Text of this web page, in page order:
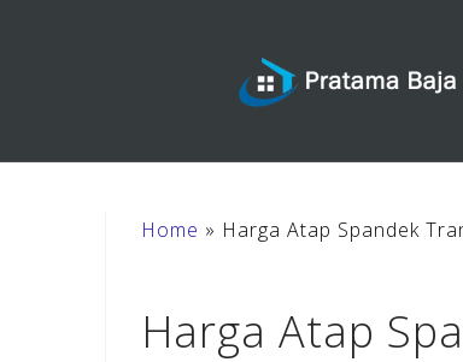
Home » Harga Atap Spandek
Harga Atap